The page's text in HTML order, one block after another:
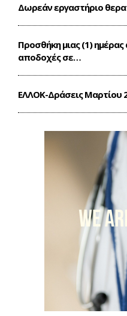
Δωρεάν εργαστήριο
Προσθήκη μιας (1)
αποδοχές σε…
ΕΛΛΟΚ-Δράσεις Mαρτίου